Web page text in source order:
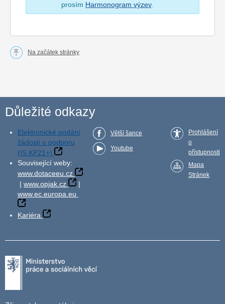
prosím Harmonogram výzev.
Na začátek stránky
Důležité odkazy
Elektronické podání
žádosti o podporu
(IS KP21+)
Související weby:
www.dotaceeu.cz
| www.opjak.cz
|
www.ec.europa.eu
Kariéra
Větší šance
Youtube
Prohlášení
o
přístupnosti
Mapa
Stránek